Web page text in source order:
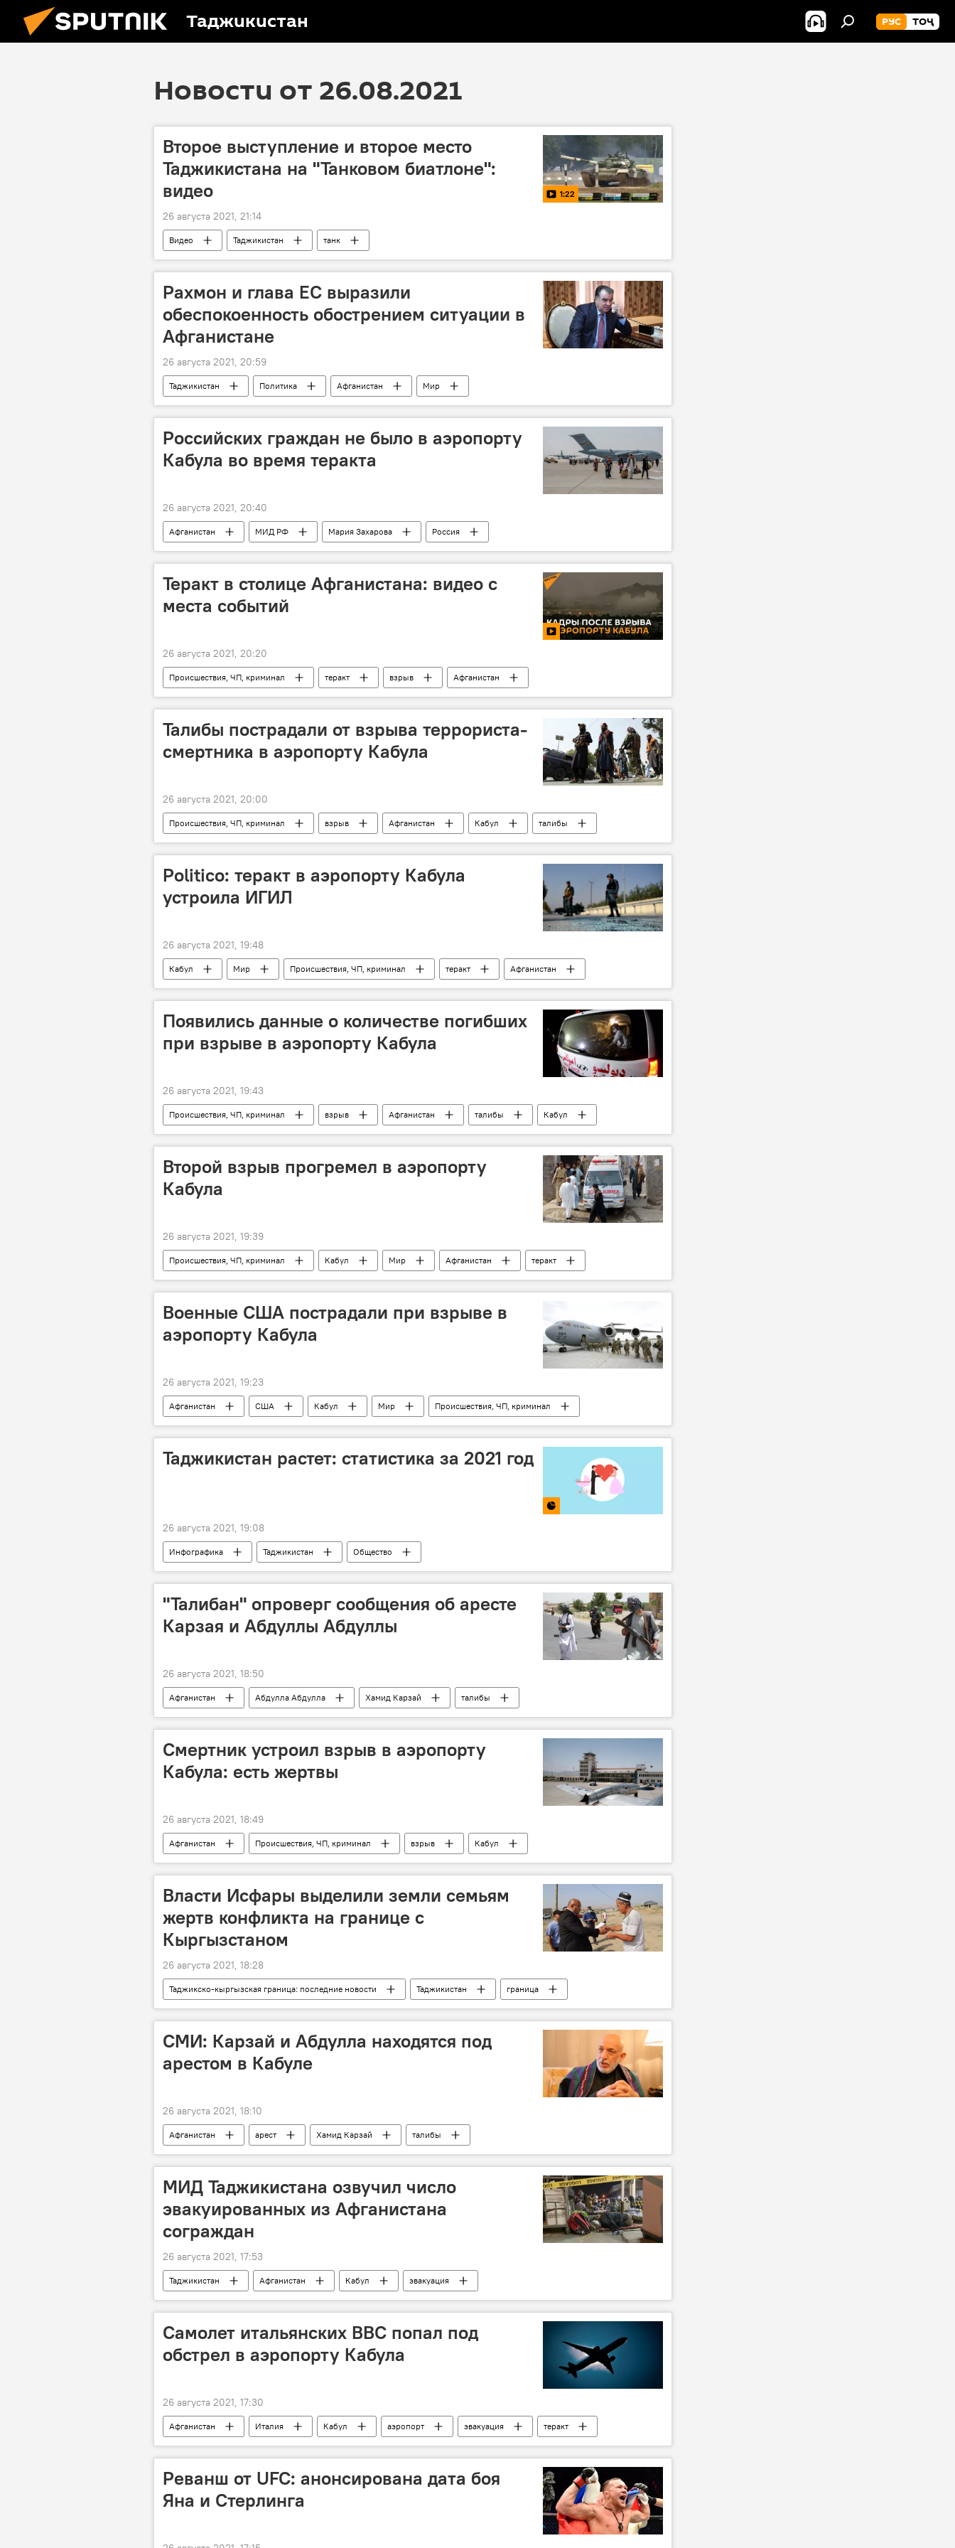
Таджикистан РУС ТОҶ
Новости от 26.08.2021
Второе выступление и второе место
Таджикистана на "Танковом биатлоне":
видео
1:22
26 августа 2021, 21:14
Видео Таджикистан танк
Рахмон и глава ЕС выразили
обеспокоенность обострением ситуации в
Афганистане
26 августа 2021, 20:59
Таджикистан Политика Афганистан Мир
Российских граждан не было в аэропорту
Кабула во время теракта
26 августа 2021, 20:40
Афганистан МИД РФ Мария Захарова Россия
Теракт в столице Афганистана: видео с
места событий
26 августа 2021, 20:20
Происшествия, ЧП, криминал теракт взрыв Афганистан
Талибы пострадали от взрыва террориста-
смертника в аэропорту Кабула
26 августа 2021, 20:00
Происшествия, ЧП, криминал взрыв Афганистан Кабул талибы
Politico: теракт в аэропорту Кабула
устроила ИГИЛ
26 августа 2021, 19:48
Кабул Мир Происшествия, ЧП, криминал теракт Афганистан
Появились данные о количестве погибших
при взрыве в аэропорту Кабула
26 августа 2021, 19:43
Происшествия, ЧП, криминал взрыв Афганистан талибы
Кабул
аэропорт
Второй взрыв прогремел в аэропорту
Кабула
26 августа 2021, 19:39
Происшествия, ЧП, криминал Кабул Мир Афганистан теракт
Военные США пострадали при взрыве в
аэропорту Кабула
26 августа 2021, 19:23
Афганистан США Кабул Мир Происшествия, ЧП, криминал
Таджикистан растет: статистика за 2021 год
26 августа 2021, 19:08
Инфографика Таджикистан Общество
"Талибан" опроверг сообщения об аресте
Карзая и Абдуллы Абдуллы
26 августа 2021, 18:50
Афганистан Абдулла Абдулла Хамид Карзай талибы
Смертник устроил взрыв в аэропорту
Кабула: есть жертвы
26 августа 2021, 18:49
Афганистан Происшествия, ЧП, криминал взрыв Кабул
Власти Исфары выделили земли семьям
жертв конфликта на границе с
Кыргызстаном
26 августа 2021, 18:28
Таджикско-кыргызская граница: последние новости Таджикистан
граница
Кыргызстан
Новости Худжанда и Согдийской области
СМИ: Карзай и Абдулла находятся под
арестом в Кабуле
26 августа 2021, 18:10
Афганистан арест Хамид Карзай талибы
МИД Таджикистана озвучил число
эвакуированных из Афганистана
сограждан
26 августа 2021, 17:53
Таджикистан Афганистан Кабул эвакуация
Самолет итальянских ВВС попал под
обстрел в аэропорту Кабула
26 августа 2021, 17:30
Афганистан Италия Кабул аэропорт эвакуация теракт
Реванш от UFC: анонсирована дата боя
Яна и Стерлинга